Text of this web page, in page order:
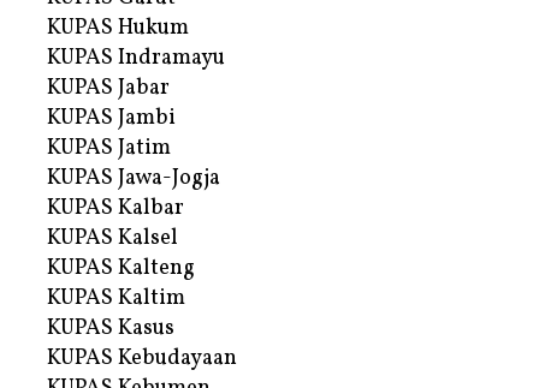
KUPAS Hukum
KUPAS Indramayu
KUPAS Jabar
KUPAS Jambi
KUPAS Jatim
KUPAS Jawa-Jogja
KUPAS Kalbar
KUPAS Kalsel
KUPAS Kalteng
KUPAS Kaltim
KUPAS Kasus
KUPAS Kebudayaan